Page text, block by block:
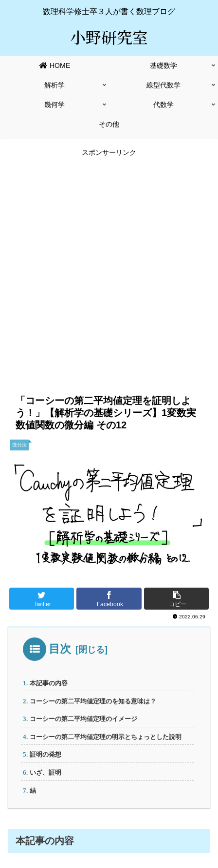
数理科学修士卒３人が書く数理ブログ
小野研究室
HOME 基礎数学
解析学 線型代数学
幾何学 代数学
その他
スポンサーリンク
「コーシーの第二平均値定理を証明しよ
う！」【解析学の基礎シリーズ】1変数実
数値関数の微分編 その12
微分法
Twitter Facebook コピー
2022.06.29
目次
本記事の内容
コーシーの第二平均値定理のを知る意味は？
コーシーの第二平均値定理のイメージ
コーシーの第二平均値定理の明示とちょっとした説明
証明の発想
いざ、証明
結
本記事の内容